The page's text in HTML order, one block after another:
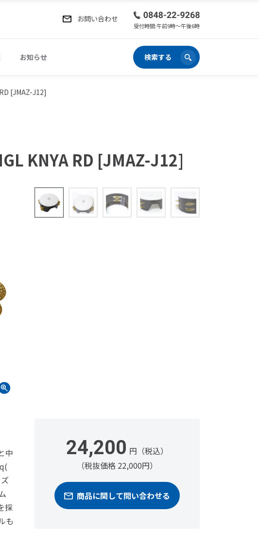
お問い合わせ
受付時間:午前9時〜午後6時
お知らせ 検索する
[JMAZ-J12]
KNYA RD [JMAZ-J12]
中
採
も
24,200 円（税込）
（税抜価格 22,000円）
商品に関して問い合わせる